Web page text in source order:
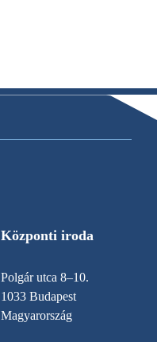
Központi iroda
Polgár utca 8–10.
1033 Budapest
Magyarország